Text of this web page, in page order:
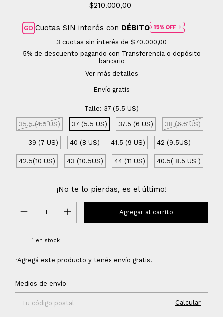
$210.000,00
Cuotas SIN interés con DÉBITO
3 cuotas sin interés de $70.000,00
5% de descuento pagando con Transferencia o depósito
bancario
Ver más detalles
Envío gratis
Talle: 37 (5.5 US)
35.5 (4.5 US) 37 (5.5 US) 37.5 (6 US) 38 (6.5 US)
39 (7 US) 40 (8 US) 41.5 (9 US) 42 (9.5US)
42.5(10 US) 43 (10.5US) 44 (11 US) 40.5( 8.5 US )
¡No te lo pierdas, es el último!
1 en stock
¡Agregá este producto y tenés envío gratis!
Entregas para el CP:
Medios de envío
Calcular